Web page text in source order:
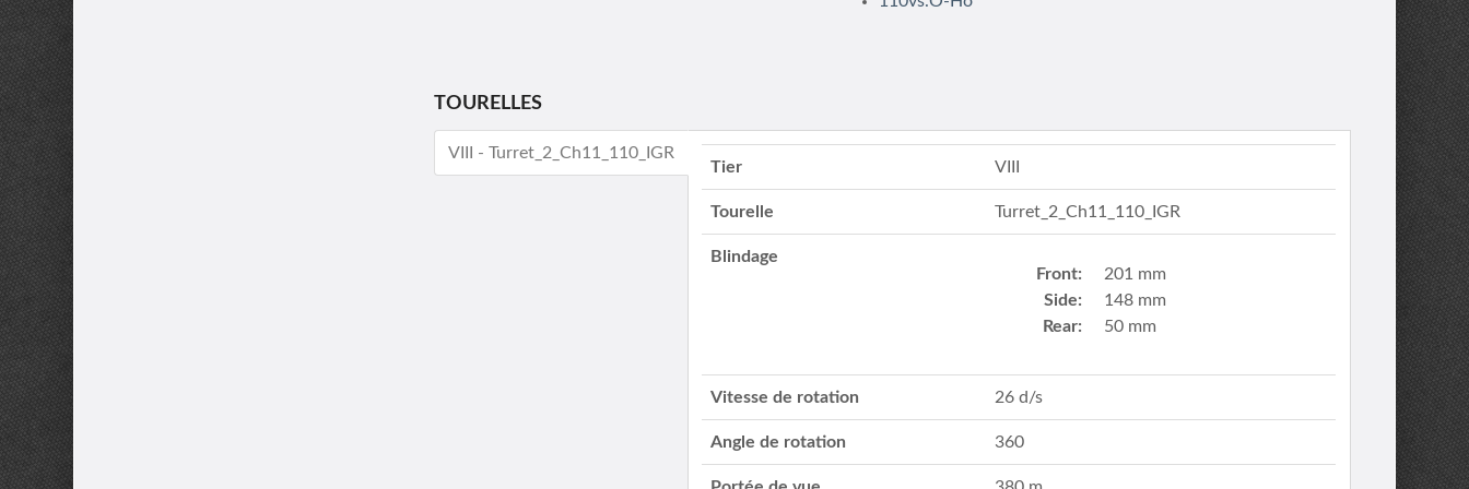
TOURELLES
VIII - Turret_2_Ch11_110_IGR
Tier
VIII
Tourelle Turret_2_Ch11_110_IGR
Blindage
Front:
201 mm
Side:
148 mm
Rear:
50 mm
Vitesse de rotation 26 d/s
Angle de rotation 360